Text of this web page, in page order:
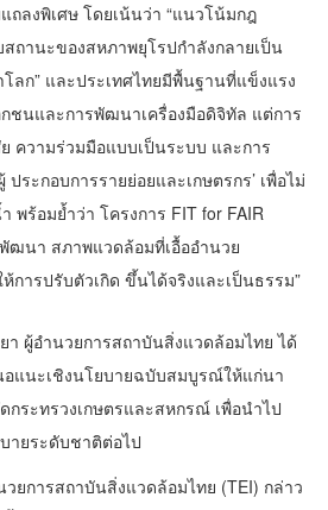
ถลงพิเศษ โดยเน้นว่า “แนวโน้มกฎ
ถานะของสหภาพยุโรปกำลังกลายเป็น
ลก” และประเทศไทยมีพื้นฐานที่แข็งแรง
ชนและการพัฒนาเครื่องมือดิจิทัล แต่การ
ความร่วมมือแบบเป็นระบบ และการ
ระกอบการรายย่อยและเกษตรกร’ เพื่อไม่
พร้อมย้ำว่า โครงการ FIT for FAIR
ฒนา สภาพแวดล้อมที่เอื้ออำนวย
ห้การปรับตัวเกิด ขึ้นได้จริงและเป็นธรรม”
า ผู้อำนวยการสถาบันสิ่งแวดล้อมไทย ได้
แนะเชิงนโยบายฉบับสมบูรณ์ให้แก่นา
กระทรวงเกษตรและสหกรณ์ เพื่อนำไป
ายระดับชาติต่อไป
ยการสถาบันสิ่งแวดล้อมไทย (TEI) กล่าว